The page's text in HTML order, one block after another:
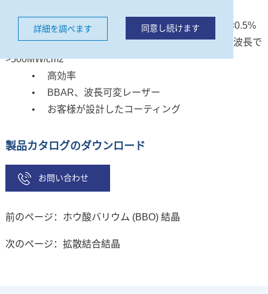
•低反射、1064nm で R<0.2%、532nm で R<0.5%
•高い損傷閾値、1064nm と 532nm の両方の波長で
>500MW/cm2
• 高効率
•
BBAR、波長可変レーザー
• お客様が設計したコーティング
製品カタログのダウンロード
お問い合わせ
前のページ：ホウ酸バリウム (BBO) 結晶
次のページ：拡散結合結晶
詳細を調べます 同意し続けます